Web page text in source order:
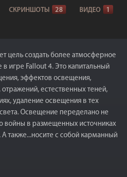
СКРИНШОТЫ 28 ВИДЕО 1
цель создать более атмосферное
игре Fallout 4. Это капитальный
эффектов освещения,
естественных теней,
удаление освещения в тех
Освещение переделано не
войны в размещенных источниках
А также...носите с собой карманный